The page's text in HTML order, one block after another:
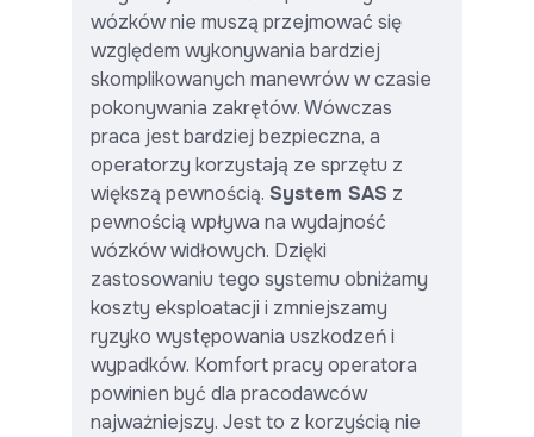
wózków nie muszą przejmować się
względem wykonywania bardziej
skomplikowanych manewrów w czasie
pokonywania zakrętów. Wówczas
praca jest bardziej bezpieczna, a
operatorzy korzystają ze sprzętu z
większą pewnością. System SAS z
pewnością wpływa na wydajność
wózków widłowych. Dzięki
zastosowaniu tego systemu obniżamy
koszty eksploatacji i zmniejszamy
ryzyko występowania uszkodzeń i
wypadków. Komfort pracy operatora
powinien być dla pracodawców
najważniejszy. Jest to z korzyścią nie